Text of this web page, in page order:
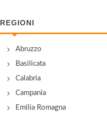
REGIONI
Abruzzo
Basilicata
Calabria
Campania
Emilia Romagna